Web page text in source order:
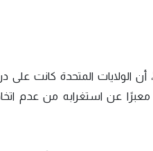
أن الولايات المتحدة كانت على
معبرًا عن استغرابه من عدم